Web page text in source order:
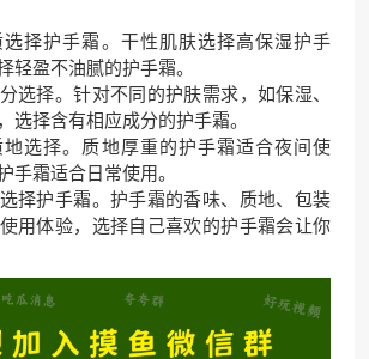
择护手霜。干性肌肤选择高保湿护手
轻盈不油腻的护手霜。
选择。针对不同的护肤需求，如保湿、
选择含有相应成分的护手霜。
选择。质地厚重的护手霜适合夜间使
手霜适合日常使用。
择护手霜。护手霜的香味、质地、包装
用体验，选择自己喜欢的护手霜会让你